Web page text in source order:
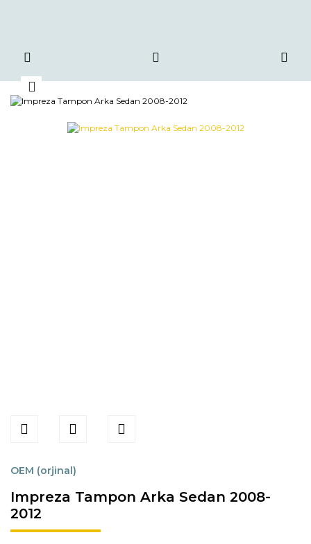
OEM (orjinal)
Impreza Tampon Arka Sedan 2008-
2012